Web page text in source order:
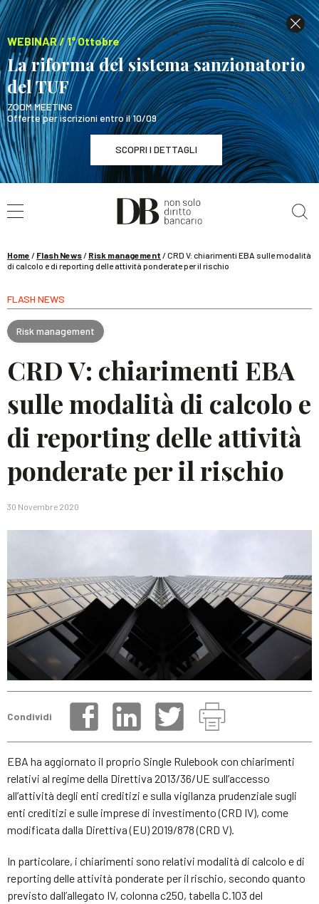
WEBINAR / 1° Ottobre
La riforma del sistema sanzionatorio
del TUF
ZOOM MEETING
Offerte per iscrizioni entro il 10/09
SCOPRI I DETTAGLI
WEBINAR / 1° Ottobre
La riforma del sistema sanzionatorio del TUF
Home / Flash News/ Risk management /CRD V: chiarimenti EBA sulle modalità
di calcolo e di reporting delle attività ponderate per il rischio
FLASH NEWS
Risk management
CRD V: chiarimenti EBA
sulle modalità di calcolo e
di reporting delle attività
ponderate per il rischio
30 Novembre 2020
Condividi
EBA ha aggiornato il proprio Single Rulebook con chiarimenti
relativi al regime della Direttiva 2013/36/UE sull’accesso
all’attività degli enti creditizi e sulla vigilanza prudenziale sugli
enti creditizi e sulle imprese di investimento (CRD IV), come
modificata dalla Direttiva (EU) 2019/878 (CRD V).
In particolare, i chiarimenti sono relativi modalità di calcolo e di
reporting delle attività ponderate per il rischio, secondo quanto
previsto dall’allegato IV, colonna c250, tabella C.103 del